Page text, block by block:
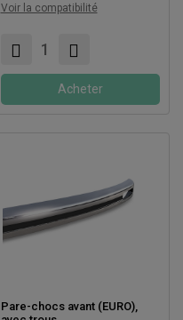
Voir la compatibilité
Acheter
Pare-chocs avant (EURO),